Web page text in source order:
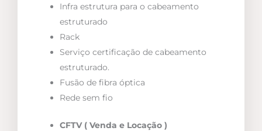
Infra estrutura para o cabeamento
estruturado
Rack
Serviço certificação de cabeamento
estruturado.
Fusão de fibra óptica
Rede sem fio
CFTV ( Venda e Locação )